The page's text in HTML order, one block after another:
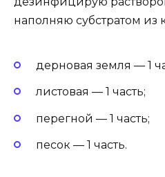
наполняю субстратом из
дерновая земля — 1
листовая — 1 часть;
перегной — 1 часть;
песок — 1 часть.